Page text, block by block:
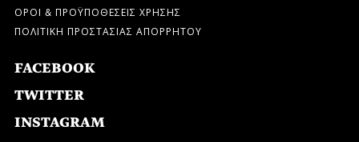
ΟΡΟΙ & ΠΡΟΫΠΟΘΕΣΕΙΣ ΧΡΗΣΗΣ
ΠΟΛΙΤΙΚΗ ΠΡΟΣΤΑΣΙΑΣ ΑΠΟΡΡΗΤΟΥ
FACEBOOK
TWITTER
INSTAGRAM